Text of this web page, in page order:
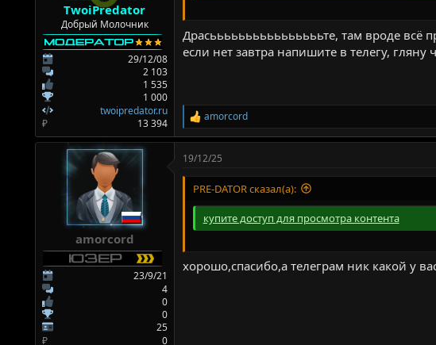
TwoiPredator
Добрый Молочник
29/12/08
2 103
1 535
1 000
twoipredator.ru
₽
13 394
Драсььььььььььььььььте, там вроде всё
если нет завтра напишите в телегу, гляну
Р
е
а
к
и
и
amorcord
amorcord
23/9/21
4
0
0
25
₽
0
19/12/25
PRE-DATOR сказал(а):
купите доступ для просмотра контента
хорошо,спасибо,а телеграм ник какой у